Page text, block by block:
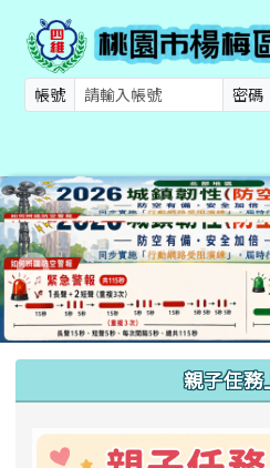
帳號 密碼
親子任務